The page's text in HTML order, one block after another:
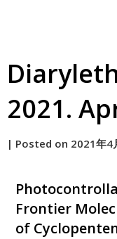
2021.
by
| Posted on 2021年4
Frontier
of